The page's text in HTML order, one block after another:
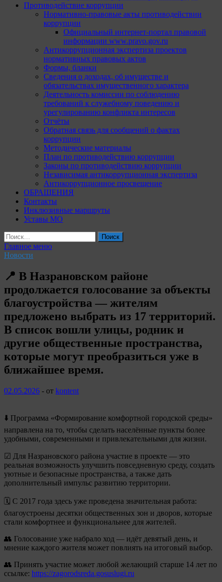
Противодействие коррупции
Нормативно-правовые акты противодействии
коррупции
Официальный интернет-портал правовой
информации www.pravo.gov.ru
Антикоррупционная экспертиза проектов
нормативных правовых актов
Формы, бланки
Сведения о доходах, об имуществе и
обязательствах имущественного характера
Деятельность комиссии по соблюдению
требований к служебному поведению и
урегулированию конфликта интересов
Отчёты
Обратная связь для сообщений о фактах
коррупции
Методические материалы
План по противодействию коррупции
Законы по противодействию коррупции
Независимая антикоррупционная экспертиза
Антикоррупционное просвещение
ОБРАЩЕНИЯ
Контакты
Инклюзивные маршруты
Уставы МО
Найти:
Главное меню
Новости
📍 В Назрановском районе
продолжается голосование за объекты
благоустройства — жителям
предложено выбрать из 17 территорий.
В список вошли улицы, родник и
другие общественные пространства,
которые могут преобразиться уже в
ближайшее время.
02.05.2026 - от kontent
⬇️ Программа «Формирование комфортной городской среды»
направлена на то, чтобы сделать населённые пункты более
удобными, современными и привлекательными для жизни.
☑ Для Назрановского района участие в проекте — это
реальная возможность улучшить повседневную среду, создать
уютные и безопасные пространства, а также дать
дополнительный импульс развитию территории.
🗓 С 2017 года здесь уже проведена значительная работа:
благоустроены десятки общественных зон и дворов, которые
стали комфортнее и функциональнее для жителей.
👥 Голосование уже набрало ход — идёт девятый день, и
мнение каждого жителя может повлиять на итоговый выбор.
👥 Принять участие может любой желающий старше 14 лет по
ссылке: https://zagorodsreda.gosuslugi.ru